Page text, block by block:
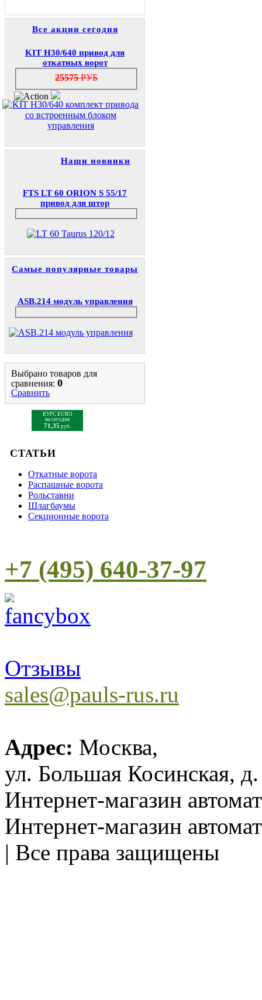
Все акции сегодня
KIT H30/640 привод для
откатных ворот
25575РУБ
Наши новинки
FTS LT 60 ORION S 55/17
привод для штор
Самые популярные товары
ASB.214 модуль управления
Выбрано товаров для
сравнения: 0
Сравнить
КУРС EURO
на сегодня
71,35 руб.
СТАТЬИ
Откатные ворота
Распашные ворота
Рольставни
Шлагбаумы
Cекционные ворота
+7 (495) 640-37-97
Отзывы
sales@pauls-rus.ru
Адрес: Москва,
ул. Большая Косинская,
Интернет-магазин
Интернет-магазин
| Все права защищены